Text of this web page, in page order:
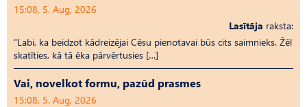
15:08, 5. Aug, 2026
Lasītāja raksta:
“Labi, ka beidzot kādreizējai Cēsu pienotavai būs cits saimnieks. Žēl
skatīties, kā tā ēka pārvērtusies […]
Vai, novelkot formu, pazūd prasmes
15:08, 5. Aug, 2026